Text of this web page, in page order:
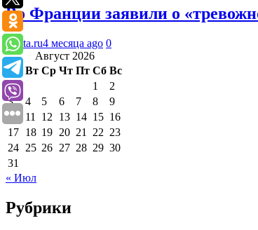
Во Франции заявили о
Lenta.ru4 месяца ago 0
Август 2026
Пн Вт Ср Чт Пт Сб Вс
1
2
3
4 5 6 7 8
9
10 11 12 13 14 15 16
17 18 19 20 21 22 23
24 25 26 27 28 29 30
31
« Июл
Рубрики